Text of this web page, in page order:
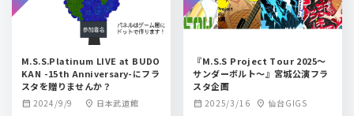
M.S.S.Platinum LIVE at BUDO
KAN -15th Anniversary-にフラ
スタを贈りませんか？
calendar_month 2024/9/9 location_on 日本武道館
『M.S.S Project Tour 2025〜
サンダーボルト〜』宮城公演フラ
スタ企画
calendar_month 2025/3/16 location_on 仙台GIGS